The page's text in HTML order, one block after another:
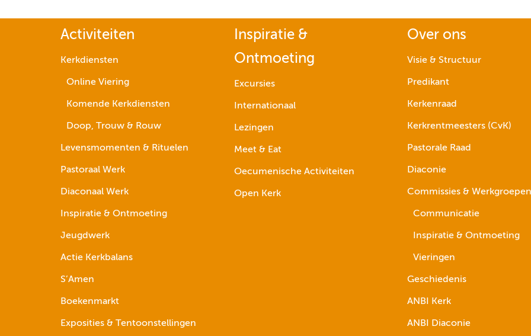
Activiteiten
Kerkdiensten
Online Viering
Komende Kerkdiensten
Doop, Trouw & Rouw
Levensmomenten & Rituelen
Pastoraal Werk
Diaconaal Werk
Inspiratie & Ontmoeting
Jeugdwerk
Actie Kerkbalans
S’Amen
Boekenmarkt
Exposities & Tentoonstellingen
Inspiratie &
Ontmoeting
Excursies
Internationaal
Lezingen
Meet & Eat
Oecumenische Activiteiten
Open Kerk
Over ons
Visie & Structuur
Predikant
Kerkenraad
Kerkrentmeesters (CvK)
Pastorale Raad
Diaconie
Commissies & Werkgroepen
Communicatie
Inspiratie & Ontmoeting
Vieringen
Geschiedenis
ANBI Kerk
ANBI Diaconie